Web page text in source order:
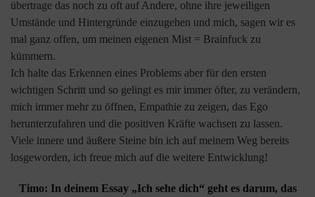
übertrage das noch zu oft auf Andere, ohne ihre jeweiligen
Umstände und Hintergründe einzugehen und mich, sagen wir es
mal ganz offen, um meinen eigenen Mist = Brainfuck zu
kümmern.
Ich halte das Erkennen eines Problems aber für den ersten
wichtigen Schritt und so gelingt es mir immer öfter, zu verändern,
mich immer mehr zu öffnen, Empathie zu zeigen, das Ego
herunterzufahren und die positiven Kräfte wachsen zu lassen.
Viele innere und äußere Steine bin ich auf meinem Weg bereits
losgeworden, ich freue mich auf die weitere Entwicklung!
Timo: In deinem Essay „Ich sehe dich“ geht es darum, das